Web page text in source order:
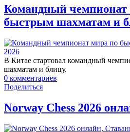
Командный чемпионат
быстрым шахматам и
В Китае стартовал командный
шахматам и блицу.
0 комментариев
Поделиться
Norway Chess 2026